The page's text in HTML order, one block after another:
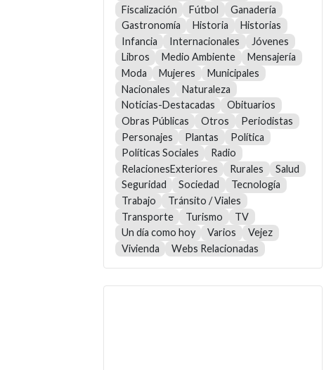
Fiscalización
Fútbol
Ganadería
Gastronomía
Historia
Historias
Infancia
Internacionales
Jóvenes
Libros
Medio Ambiente
Mensajería
Moda
Mujeres
Municipales
Nacionales
Naturaleza
Noticias-Destacadas
Obituarios
Obras Públicas
Otros
Periodistas
Personajes
Plantas
Política
Políticas Sociales
Radio
RelacionesExteriores
Rurales
Salud
Seguridad
Sociedad
Tecnología
Trabajo
Tránsito / Viales
Transporte
Turismo
TV
Un día como hoy
Varios
Vejez
Vivienda
Webs Relacionadas